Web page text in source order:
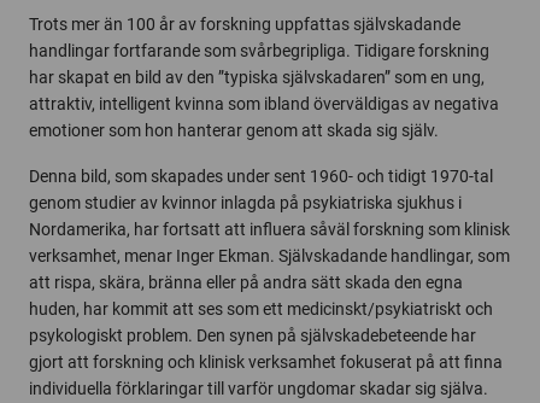
Trots mer än 100 år av forskning uppfattas självskadande
handlingar fort­farande som svårbegripliga. Tidigare forskning
har skapat en bild av den ”typiska självskadaren” som en ung,
attraktiv, intelligent kvinna som ibland överväldigas av negativa
emotioner som hon hanterar genom att skada sig själv.
Denna bild, som skapades under sent 1960- och tidigt 1970-tal
genom studier av kvinnor inlagda på psykiatriska sjukhus i
Nordamerika, har fortsatt att influera såväl forskning som klinisk
verksamhet, menar Inger Ekman. Självskadande handlingar, som
att rispa, skära, bränna eller på andra sätt skada den egna
huden, har kommit att ses som ett medicinskt/psykiatriskt och
psykologiskt problem. Den synen på självskadebeteende har
gjort att forskning och klinisk verksamhet fokuserat på att finna
individuella förklaringar till varför ungdomar skadar sig själva.